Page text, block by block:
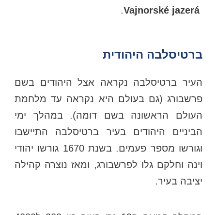
Vajnorské jazerá
.
ברטיסלבה היהודית
העיר ברטיסלבה נקראה אצל היהודים בשם
פרשבורג (גם בעולם היא נקראה עד מלחמת
העולם הראשונה בשם דומה). במהלך ימי
הביניים היהודים בעיר ברטיסלבה התיישבו
וגורשו מספר פעמים. בשנת 1670 גורשו יהודי
וינה וחלקם גלו לפרשבורג, ומאז נוצרה קהילה
יציבה בעיר.